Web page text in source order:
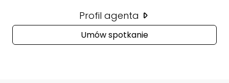
Profil agenta
Umów spotkanie